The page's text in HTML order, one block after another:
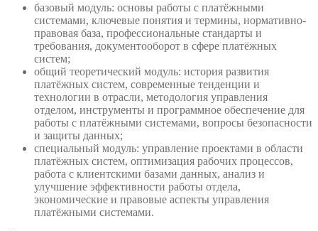
базовый модуль: основы работы с платёжными
системами, ключевые понятия и термины, нормативно-
правовая база, профессиональные стандарты и
требования, документооборот в сфере платёжных
систем;
общий теоретический модуль: история развития
платёжных систем, современные тенденции и
технологии в отрасли, методология управления
отделом, инструменты и программное обеспечение для
работы с платёжными системами, вопросы безопасности
и защиты данных;
специальный модуль: управление проектами в области
платёжных систем, оптимизация рабочих процессов,
работа с клиентскими базами данных, анализ и
улучшение эффективности работы отдела,
экономические и правовые аспекты управления
платёжными системами.